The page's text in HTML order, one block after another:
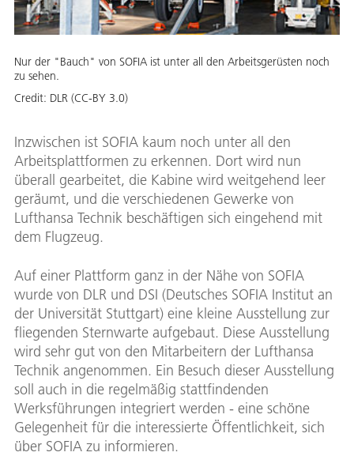
Nur der "Bauch" von SOFIA ist unter all den Arbeitsgerüsten noch
zu sehen.
Credit: DLR (CC-BY 3.0)
Inzwischen ist SOFIA kaum noch unter all den
Arbeitsplattformen zu erkennen. Dort wird nun
überall gearbeitet, die Kabine wird weitgehend leer
geräumt, und die verschiedenen Gewerke von
Lufthansa Technik beschäftigen sich eingehend mit
dem Flugzeug.
Auf einer Plattform ganz in der Nähe von SOFIA
wurde von DLR und DSI (Deutsches SOFIA Institut an
der Universität Stuttgart) eine kleine Ausstellung zur
fliegenden Sternwarte aufgebaut. Diese Ausstellung
wird sehr gut von den Mitarbeitern der Lufthansa
Technik angenommen. Ein Besuch dieser Ausstellung
soll auch in die regelmäßig stattfindenden
Werksführungen integriert werden - eine schöne
Gelegenheit für die interessierte Öffentlichkeit, sich
über SOFIA zu informieren.